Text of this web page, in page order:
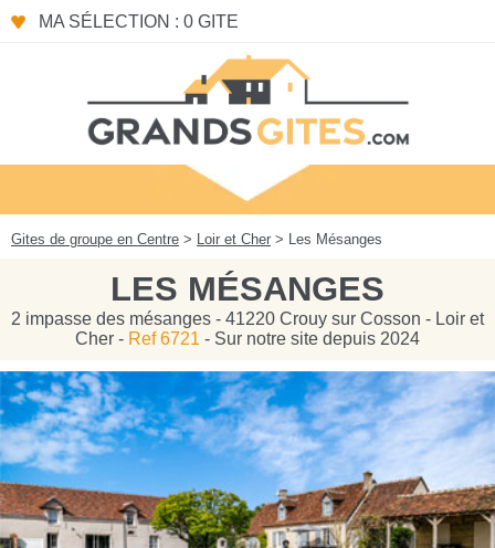
MA SÉLECTION : 0 GITE
Gites de groupe en Centre > Loir et Cher > Les Mésanges
LES MÉSANGES
2 impasse des mésanges - 41220 Crouy sur Cosson - Loir et
Cher - Ref 6721 - Sur notre site depuis 2024
Panneau de gestion des cookies